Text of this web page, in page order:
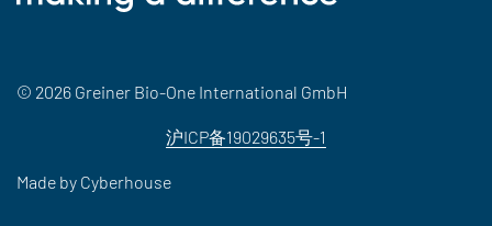
© 2026 Greiner Bio-One International GmbH
沪ICP备19029635号-1
Made by Cyberhouse